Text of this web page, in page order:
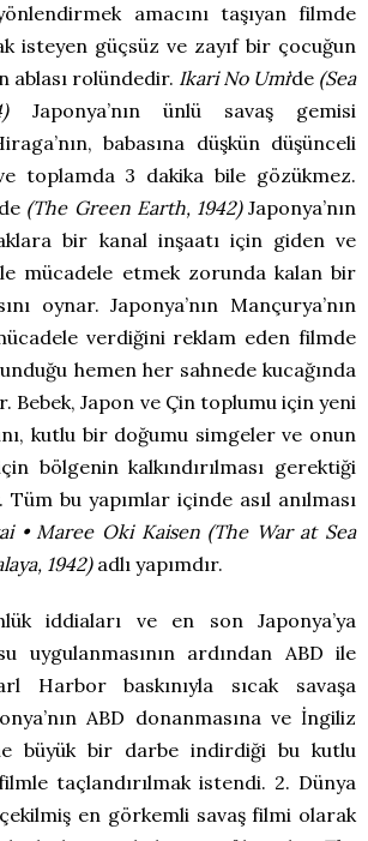
amacını taşıyan filmde
isteyen güçsüz ve zayıf bir çocuğun
ablası rolündedir. Ikari No Umi‘de (Sea
Japonya’nın ünlü savaş gemisi
babasına düşkün düşünceli
toplamda 3 dakika bile gözükmez.
(The Green Earth, 1942)Japonya’nın
bir kanal inşaatı için giden ve
mücadele etmek zorunda kalan bir
oynar. Japonya’nın Mançurya’nın
verdiğini reklam eden filmde
hemen her sahnede kucağında
Bebek, Japon ve Çin toplumu için yeni
kutlu bir doğumu simgeler ve onun
bölgenin kalkındırılması gerektiği
bu yapımlar içinde asıl anılması
• Maree Oki Kaisen (The War at Sea
1942)adlı yapımdır.
iddiaları ve en son Japonya’ya
uygulanmasının ardından ABD ile
Harbor baskınıyla sıcak savaşa
ABD donanmasına ve İngiliz
büyük bir darbe indirdiği bu kutlu
taçlandırılmak istendi. 2. Dünya
çekilmiş en görkemli savaş filmi olarak